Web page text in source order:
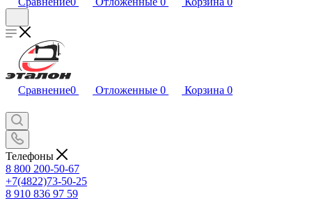
Сравнение0 Отложенные 0 Корзина 0
Телефоны
8 800 200-50-67
+7(4822)73-50-25
8 910 836 97 59